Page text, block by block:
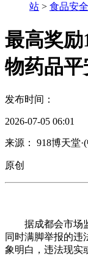
站 > 食品安
最高奖励
物药品
发布时间：
2026-07-05 06:01
来源： 918博天堂
原创
据成都会市场监
同时满脚举报的违
象明白，违法现实